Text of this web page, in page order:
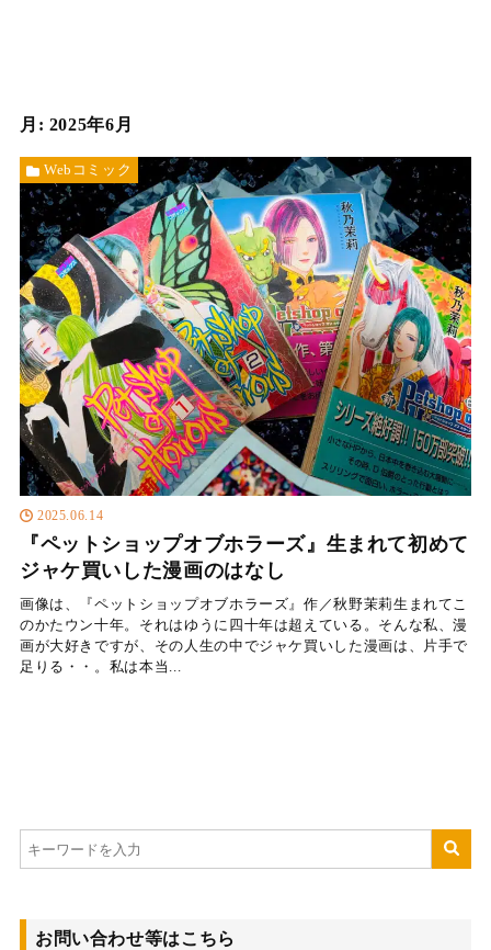
月: 2025年6月
2025.06.14
『ペットショップオブホラーズ』生まれて初めて
ジャケ買いした漫画のはなし
画像は、『ペットショップオブホラーズ』作／秋野茉莉生まれてこ
のかたウン十年。それはゆうに四十年は超えている。そんな私、漫
画が大好きですが、その人生の中でジャケ買いした漫画は、片手で
足りる・・。私は本当...
Webコミック
お問い合わせ等はこちら